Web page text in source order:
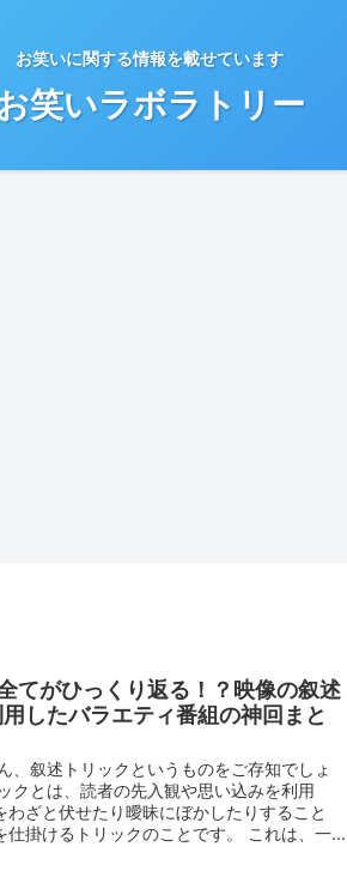
お笑いに関する情報を載せています
笑いラボラトリー
てがひっくり返る！？映像の叙述
用したバラエティ番組の神回まと
、叙述トリックというものをご存知でしょ
クとは、読者の先入観や思い込みを利用
わざと伏せたり曖昧にぼかしたりすること
仕掛けるトリックのことです。 これは、一...